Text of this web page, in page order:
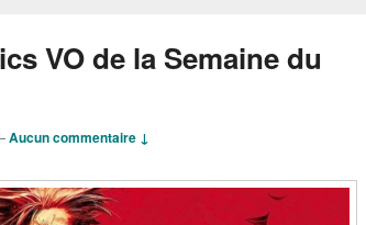
VO de la Semaine du
Aucun commentaire ↓